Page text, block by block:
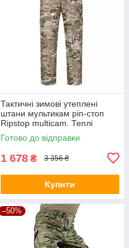
Тактичні зимові утеплені
штани мультикам ріп-стоп
Ripstop multicam. Теплі
брюки
Готово до відправки
1 678 ₴ 3 356 ₴
Купити
–50%